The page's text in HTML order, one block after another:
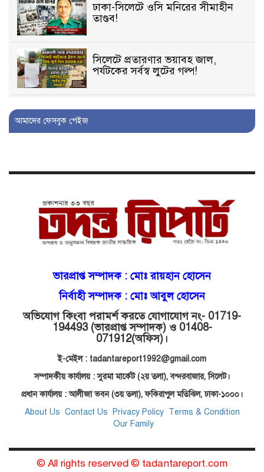
ঢাকা-সিলেটে ওসি মনিরের সীমাহীন
তাণ্ডব!
সিলেটে প্রতারণার ভয়াবহ জাল,
পর্যটকের সর্বস্ব লুটের গল্প!
বিআইডিসি’তে ১৫ বছরের দখলদারিত্ব
ভ্রূণহত্যার অপচেষ্টা, গোয়াইনঘাট জুড়ে
মোগলাবাজার থানা কার কবলে?
গোয়াইনঘাটে বিজিবির নাম ভাঙিয়ে
দুলালের রাজত্ব!
মোগলাবাজারে এসআই দয়াময়’র
ঘুষের রাজত্ব!
যন্ত্র বিকলের বাহানা: বেসরকারির
শোষণে জিম্মি ওসমানীর রোগীরা!
শাহপরানের পর মোগলাবাজারেও ওসি
সাবেক বডিগার্ড!
আমাদের ফেসবুক পেইজ
ভারপ্রাপ্ত সম্পাদক : মোঃ রায়হান হোসেন
নির্বাহী সম্পাদক : মোঃ আবুল হোসেন
অভিযোগ কিংবা পরামর্শ করতে যোগাযোগ নং- 01719-
194493 (ভারপ্রাপ্ত সম্পাদক) ও 01408-
071912(অফিস)।
ই-মেইল : tadantareport1992@gmail.com
সম্পাদকীয় কার্যালয় : সুরমা মার্কেট (২য় তলা),বন্দরবাজার, সিলেট।
প্রধান কার্যালয় : আলীজা ভবন (৩য় তলা), ফকিরাপুল মতিঝিল, ঢাকা-১০০০।
About Us Contact Us Privacy Policy Terms & Condition
Our Family
© All rights reserved © tadantareport.com